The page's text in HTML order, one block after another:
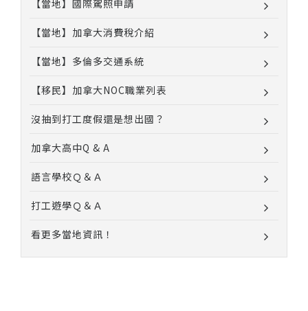
【當地】國際駕照申請
【當地】加拿大消費稅介紹
【當地】多倫多交通系統
【移民】加拿大NOC職業列表
沒抽到打工度假還是想出國？
加拿大高中Q & A
語言學校Ｑ＆Ａ
打工遊學Ｑ＆Ａ
看更多當地資訊！